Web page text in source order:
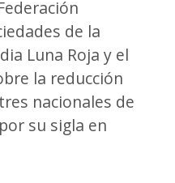
de la
Luna Roja y el
la reducción
nacionales de
su sigla en